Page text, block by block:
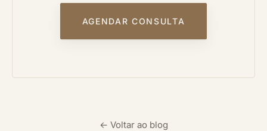
AGENDAR CONSULTA
← Voltar ao blog